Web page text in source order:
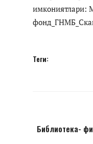
имкониятлари:
Теги:
Библиотека-